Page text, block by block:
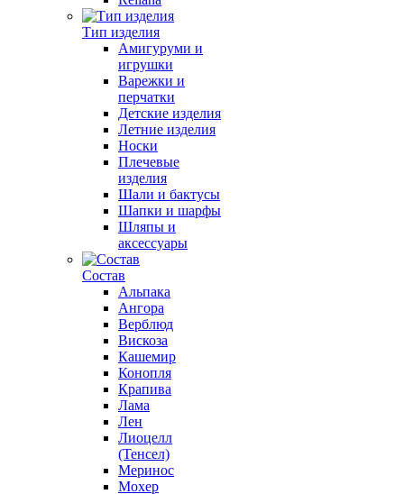
Тип изделия
Амигуруми и
игрушки
Варежки и
перчатки
Детские изделия
Летние изделия
Носки
Плечевые
изделия
Шали и бактусы
Шапки и шарфы
Шляпы и
аксессуары
Состав
Альпака
Ангора
Верблюд
Вискоза
Кашемир
Конопля
Крапива
Лама
Лен
Лиоцелл
(Тенсел)
Меринос
Мохер